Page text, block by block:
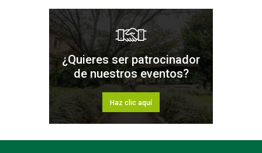
¿Quieres ser patrocinador
de nuestros eventos?
Haz clic aquí